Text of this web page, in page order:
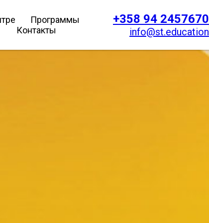
Программы
Контакты
+358 94 2457670
info@st.education